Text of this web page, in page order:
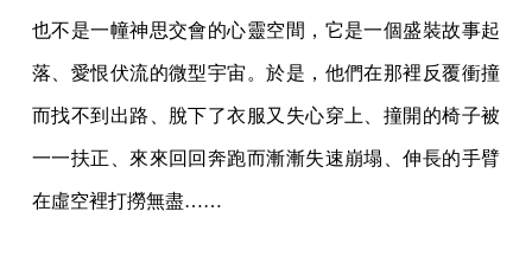
也不是一幢神思交會的心靈空間，它是一個盛裝故事起
落、愛恨伏流的微型宇宙。於是，他們在那裡反覆衝撞
而找不到出路、脫下了衣服又失心穿上、撞開的椅子被
一一扶正、來來回回奔跑而漸漸失速崩塌、伸長的手臂
在虛空裡打撈無盡……